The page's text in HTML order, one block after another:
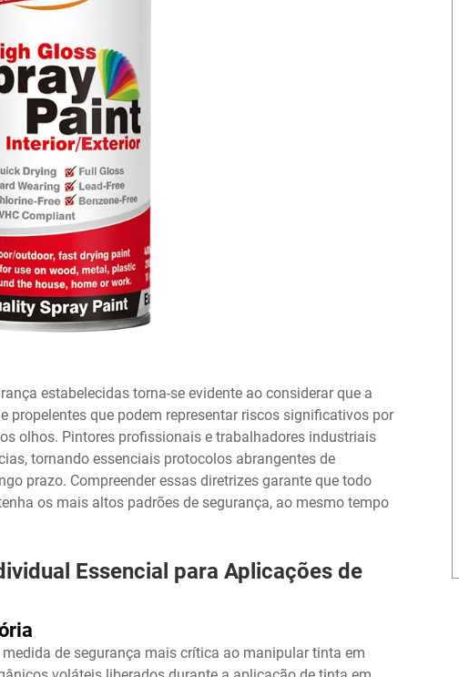
estabelecidas torna-se evidente ao considerar que a
propelentes que podem representar riscos significativos por
olhos. Pintores profissionais e trabalhadores industriais
tornando essenciais protocolos abrangentes de
prazo. Compreender essas diretrizes garante que todo
os mais altos padrões de segurança, ao mesmo tempo
Essencial para Aplicações de
de segurança mais crítica ao manipular tinta em